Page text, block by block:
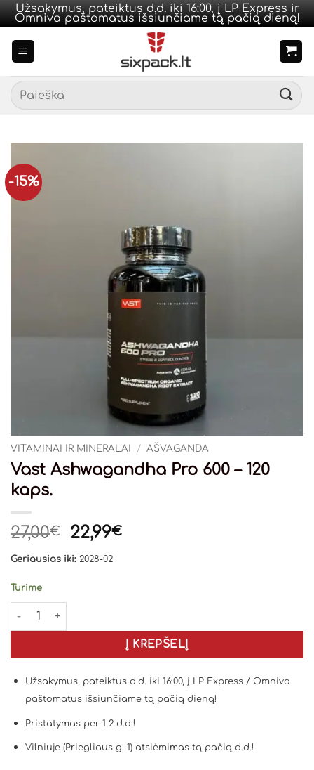
Užsakymus, pateiktus d.d. iki 16:00, į LP Express ir
Omniva paštomatus išsiunčiame tą pačią dieną!
Ieškoti:
-15%
VITAMINAI IR MINERALAI / AŠVAGANDA
Vast Ashwagandha Pro 600 – 120
kaps.
27,00€
Original
was:
22,99€Current
Geriausias iki: 2028-02
Turime
produkto kiekis: Vast Ashwagandha Pro 600 - 120 kaps.
Į KREPŠELĮ
Užsakymus, pateiktus d.d. iki 16:00, į LP Express / Omniva
paštomatus išsiunčiame tą pačią dieną!
Pristatymas per 1-2 d.d.!
Vilniuje (Priegliaus g. 1) atsiėmimas tą pačią d.d.!